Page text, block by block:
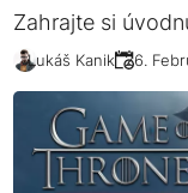
Zahrajte si
Lukáš Kanik 26.